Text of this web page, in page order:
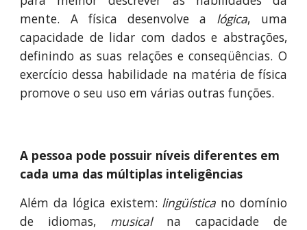
mente. A física desenvolve a lógica, uma
capacidade de lidar com dados e abstrações,
definindo as suas relações e conseqüências. O
exercício dessa habilidade na matéria de física
promove o seu uso em várias outras funções.
A pessoa pode possuir níveis diferentes em
cada uma das múltiplas inteligências
Além da lógica existem: lingüística no domínio
de idiomas, musicalna capacidade de